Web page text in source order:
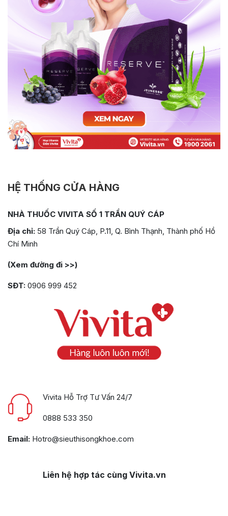
HỆ THỐNG CỬA HÀNG
NHÀ THUỐC VIVITA SỐ 1 TRẦN QUÝ CÁP
Địa chỉ: 58 Trần Quý Cáp, P.11, Q. Bình Thạnh, Thành phố Hồ
Chí Minh
(Xem đường đi >>)
SĐT: 0906 999 452
Vivita Hỗ Trợ Tư Vấn 24/7
0888 533 350
Email: Hotro@sieuthisongkhoe.com
Liên hệ hợp tác cùng Vivita.vn